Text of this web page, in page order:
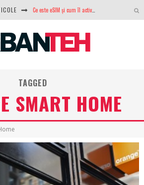
NVIDIA avertizează: memoria RAM și SSD-urile ar putea deveni și mai scumpe în perioada următoare
GTA VI poate fi precomandat oficial. Rockstar dezvăluie edițiile oficiale și bonusurile pe care le primești
TAGGED
SMART HOME